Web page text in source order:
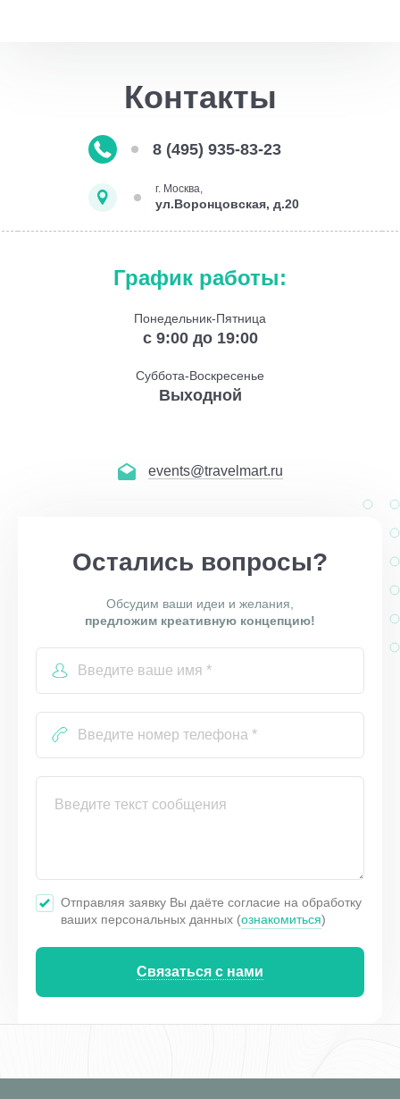
Контакты
8 (495) 935-83-23
г. Москва,
ул.Воронцовская, д.20
График работы:
Понедельник-Пятница
с 9:00 до 19:00
Суббота-Воскресенье
Выходной
events@travelmart.ru
Остались вопросы?
Обсудим ваши идеи и желания,
предложим креативную концепцию!
Отправляя заявку Вы даёте согласие на обработку
ваших персональных данных (ознакомиться)
Связаться с нами